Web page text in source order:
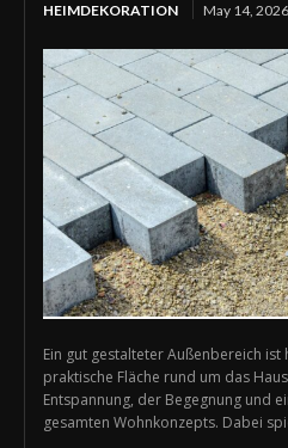
HEIMDEKORATION May 14, 2026
Ein gut gestalteter Außenbereich
praktische Fläche rund um das
Entspannung, der Begegnung und
gesamten Wohnkonzepts. Dabei